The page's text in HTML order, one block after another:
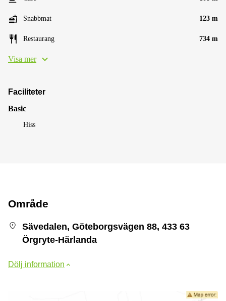
Snabbmat 123 m
Restaurang 734 m
Visa mer
Faciliteter
Basic
Hiss
Område
Sävedalen, Göteborgsvägen 88, 433 63
Örgryte-Härlanda
Dölj information